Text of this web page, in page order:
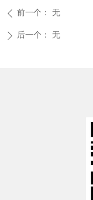
ꄴ 前一个： 无
ꄲ 后一个： 无